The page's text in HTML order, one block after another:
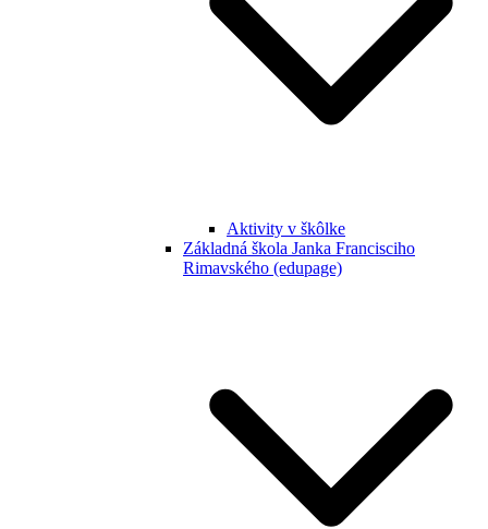
Aktivity v škôlke
Základná škola Janka Francisciho
Rimavského (edupage)